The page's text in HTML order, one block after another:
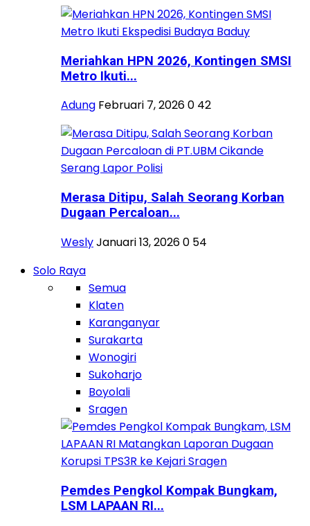
Meriahkan HPN 2026, Kontingen SMSI
Metro Ikuti...
Adung Februari 7, 20260 42
Merasa Ditipu, Salah Seorang Korban
Dugaan Percaloan...
WeslyJanuari 13, 20260 54
Solo Raya
Semua
Klaten
Karanganyar
Surakarta
Wonogiri
Sukoharjo
Boyolali
Sragen
Pemdes Pengkol Kompak Bungkam,
LSM LAPAAN RI...